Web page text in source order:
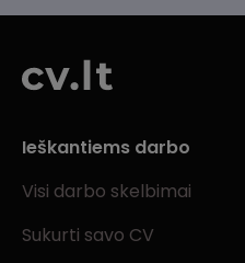
Ieškantiems darbo
Visi darbo skelbimai
Sukurti savo CV